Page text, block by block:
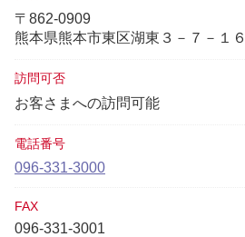
〒862-0909
熊本県熊本市東区湖東３－７－１６
訪問可否
お客さまへの訪問可能
電話番号
096-331-3000
FAX
096-331-3001